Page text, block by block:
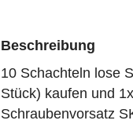
Beschreibung
10 Schachteln lose
Stück) kaufen und
Schraubenvorsatz